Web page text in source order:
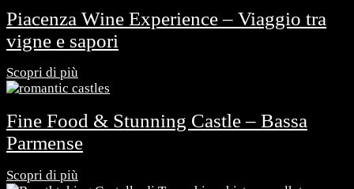
Piacenza Wine Experience – Viaggio tra
vigne e sapori
Scopri di più
Fine Food & Stunning Castle – Bassa
Parmense
Scopri di più